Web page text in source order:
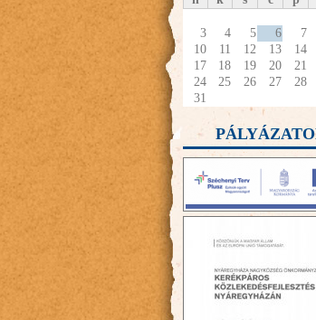
3
4 5 6 7
10
11 12 13 14
17
18 19 20 21
24
25 26 27 28
31